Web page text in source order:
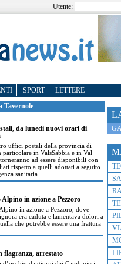
Utente:
SPORT LETTERE
Tavernole
da lunedì nuovi orari di
uffici postali della provincia di
particolare in ValsSabbia e in Val
ad essere disponibili con
rispetto a quelli adottati a seguito
sanitaria
Alpino in azione a Pezzoro
in azione a Pezzoro, dove
era caduta e lamentava dolori a
che potrebbe essere una frattura
flagranza, arrestato